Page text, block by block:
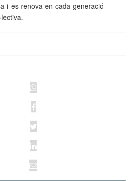
i es renova en cada generació